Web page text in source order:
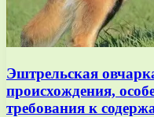
Эштрельская
происхождения,
требования к